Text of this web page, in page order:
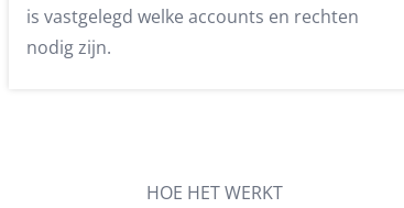
is vastgelegd welke accounts en rechten
nodig zijn.
HOE HET WERKT